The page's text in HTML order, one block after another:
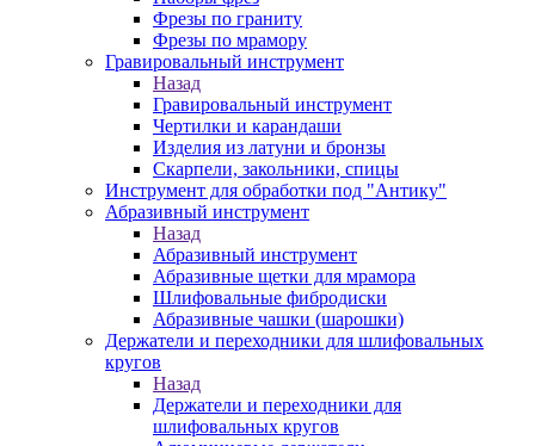
Фрезы по граниту
Фрезы по мрамору
Гравировальный инструмент
Назад
Гравировальный инструмент
Чертилки и карандаши
Изделия из латуни и бронзы
Скарпели, закольники, спицы
Инструмент для обработки под "Антику"
Абразивный инструмент
Назад
Абразивный инструмент
Абразивные щетки для мрамора
Шлифовальные фибродиски
Абразивные чашки (шарошки)
Держатели и переходники для шлифовальных
кругов
Назад
Держатели и переходники для
шлифовальных кругов